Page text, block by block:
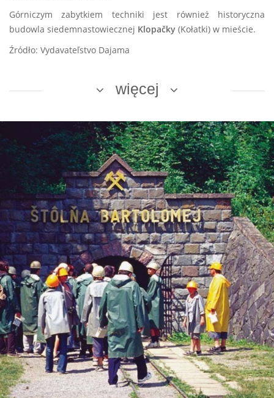
Górniczym zabytkiem techniki jest również historyczna
budowla siedemnastowiecznej Klopačky (Kołatki) w mieście.
Źródło: Vydavateľstvo Dajama
więcej